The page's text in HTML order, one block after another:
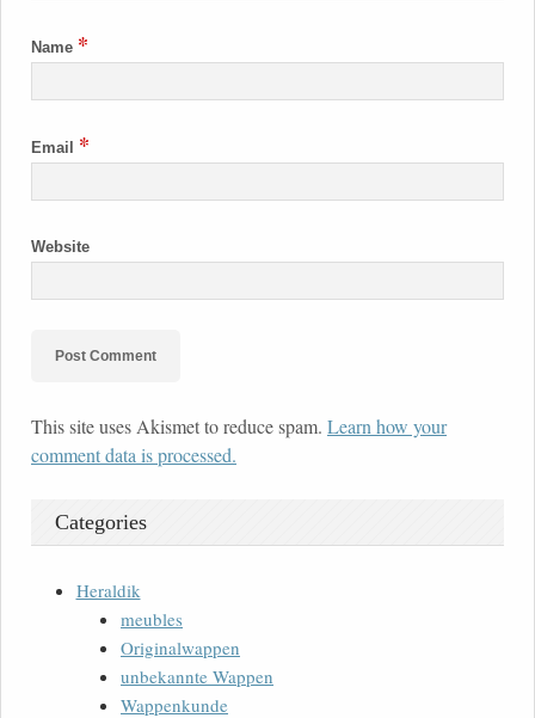
Name *
Email *
Website
This site uses Akismet to reduce spam. Learn how your
comment data is processed.
Categories
Heraldik
meubles
Originalwappen
unbekannte Wappen
Wappenkunde